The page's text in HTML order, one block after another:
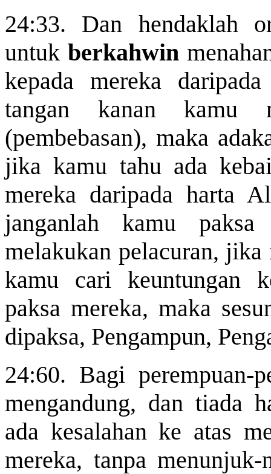
24:33. Dan hendaklah
untuk berkahwin
kepada mereka
tangan kanan kamu
(pembebasan), maka
jika kamu tahu ada
mereka daripada harta
janganlah kamu paksa
melakukan pelacuran, jika
kamu cari keuntungan
paksa mereka, maka
dipaksa, Pengampun,
24:60. Bagi perempuan-
mengandung, dan tiada
ada kesalahan ke atas
mereka, tanpa